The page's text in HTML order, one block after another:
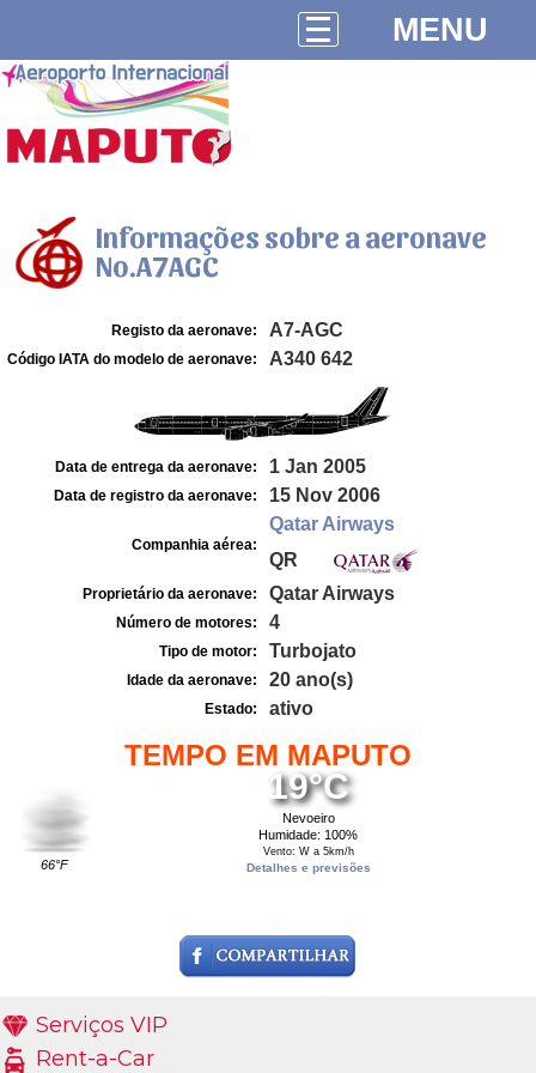
MENU
Informações sobre a aeronave
No.A7AGC
Registo da aeronave: A7-AGC
Código IATA do modelo de aeronave: A340 642
Data de entrega da aeronave: 1 Jan 2005
Data de registro da aeronave: 15 Nov 2006
Companhia aérea:
Qatar Airways
QR
Proprietário da aeronave: Qatar Airways
Número de motores: 4
Tipo de motor: Turbojato
Idade da aeronave: 20 ano(s)
Estado: ativo
TEMPO EM MAPUTO
66°F
19°C
Nevoeiro
Humidade: 100%
Vento: W a 5km/h
Detalhes e previsões
Serviços VIP
Rent-a-Car